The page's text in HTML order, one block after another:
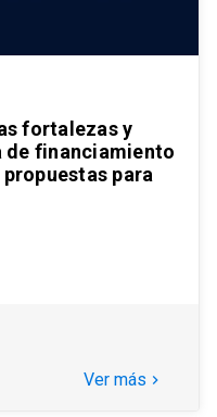
fortalezas y
de financiamiento
para
Ver más keyboard_arrow_right